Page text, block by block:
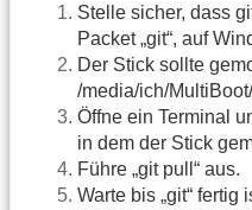
Stelle sicher, dass
Packet „git“, auf
Der Stick sollte
/media/ich/
Öffne ein Terminal
in dem der Stick
Führe „git pull“ aus.
Warte bis „git“ fertig